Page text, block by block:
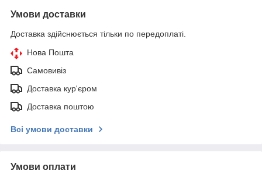
Умови доставки
Доставка здійснюється тільки по передоплаті.
Нова Пошта
Самовивіз
Доставка кур'єром
Доставка поштою
Всі умови доставки
Умови оплати